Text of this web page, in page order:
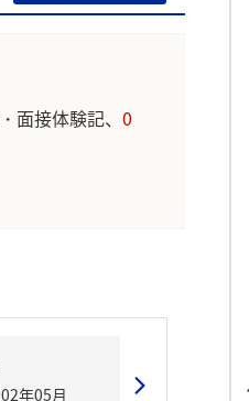
面接体験記、 0